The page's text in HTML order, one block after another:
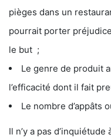
pièges dans un
pourrait porter préjudice
le but ;
Le genre de produit
l’efficacité dont il fait
Le nombre d’appâts
Il n’y a pas